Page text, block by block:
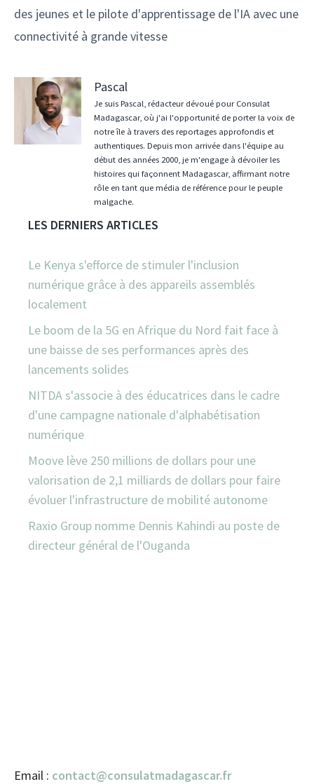
des jeunes et le pilote d'apprentissage de l'IA avec une
connectivité à grande vitesse
Pascal
Je suis Pascal, rédacteur dévoué pour Consulat
Madagascar, où j'ai l'opportunité de porter la voix de
notre île à travers des reportages approfondis et
authentiques. Depuis mon arrivée dans l'équipe au
début des années 2000, je m'engage à dévoiler les
histoires qui façonnent Madagascar, affirmant notre
rôle en tant que média de référence pour le peuple
malgache.
LES DERNIERS ARTICLES
Le Kenya s'efforce de stimuler l'inclusion
numérique grâce à des appareils assemblés
localement
Le boom de la 5G en Afrique du Nord fait face à
une baisse de ses performances après des
lancements solides
NITDA s'associe à des éducatrices dans le cadre
d'une campagne nationale d'alphabétisation
numérique
Moove lève 250 millions de dollars pour une
valorisation de 2,1 milliards de dollars pour faire
évoluer l'infrastructure de mobilité autonome
Raxio Group nomme Dennis Kahindi au poste de
directeur général de l'Ouganda
Email : contact@consulatmadagascar.fr